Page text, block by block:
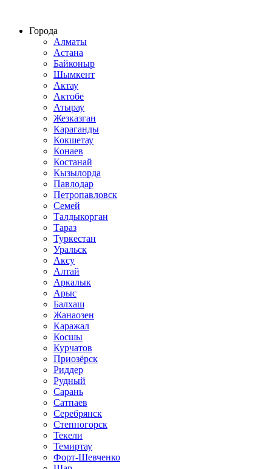
Города
Алматы
Астана
Байконыр
Шымкент
Актау
Актобе
Атырау
Жезказган
Караганды
Кокшетау
Конаев
Костанай
Кызылорда
Павлодар
Петропавловск
Семей
Талдыкорган
Тараз
Туркестан
Уральск
Аксу
Алтай
Аркалык
Арыс
Балхаш
Жанаозен
Каражал
Косшы
Курчатов
Приозёрск
Риддер
Рудный
Сарань
Сатпаев
Серебрянск
Степногорск
Текели
Темиртау
Форт-Шевченко